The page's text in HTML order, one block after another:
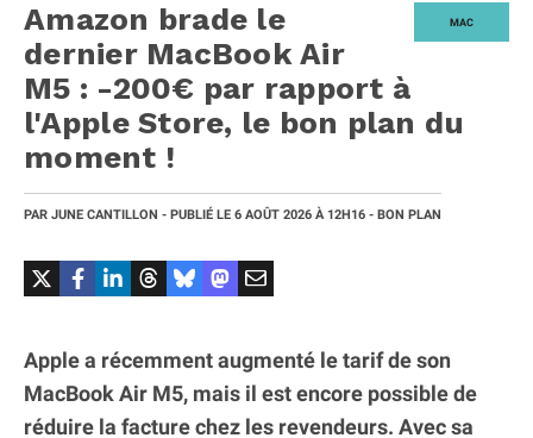
MAC
Amazon brade le
dernier MacBook Air
M5 : -200€ par rapport à
l'Apple Store, le bon plan du
moment !
PAR JUNE CANTILLON - PUBLIÉ LE 6 AOÛT 2026 À 12H16 - BON PLAN
Apple a récemment augmenté le tarif de son
MacBook Air M5, mais il est encore possible de
réduire la facture chez les revendeurs. Avec sa